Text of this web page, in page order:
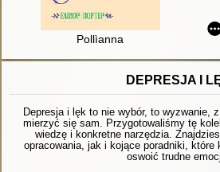
Pollìanna
DEPRESJA I
Depresja i lęk to nie wybór, to wyzwanie,
mierzyć się sam. Przygotowaliśmy tę
wiedzę i konkretne narzędzia.
opracowania, jak i kojące poradniki, które
oswoić trudne